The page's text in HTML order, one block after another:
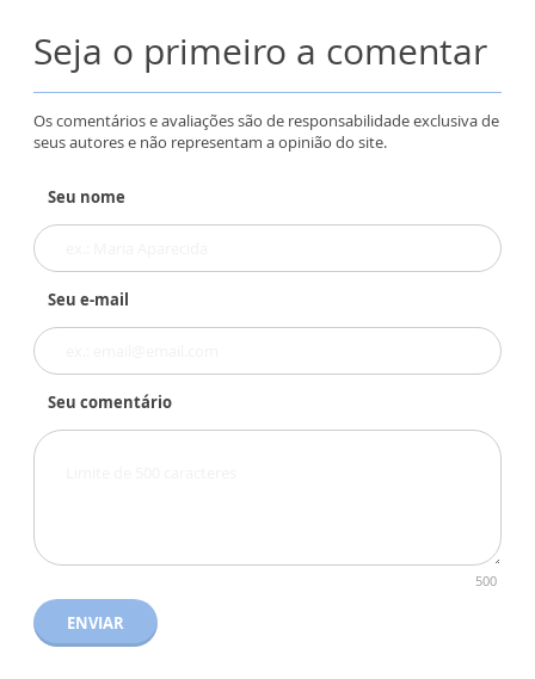
Seja o primeiro a comentar
Os comentários e avaliações são de responsabilidade exclusiva de
seus autores e não representam a opinião do site.
Seu nome
Seu e-mail
Seu comentário
500
ENVIAR